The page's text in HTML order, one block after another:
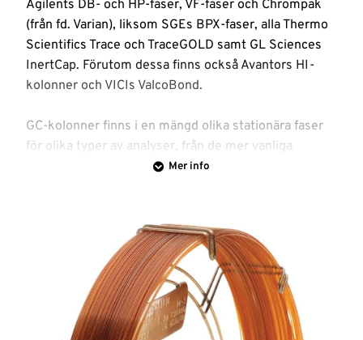
GC-
kolonner
GC-
tillbehör
Ljudreducerande
skåp
Luftprovtagning
Plattor
och
Plattförsegling
Provtagning
från ytor
och hud
Desorption
Ventiler
REA-
Utförsäljning
Instrument
Våra
leverantörer
Nyheter
Agilents DB- och HP-faser, VF-faser och Chrompak
(från fd. Varian), liksom SGEs BPX-faser, alla Thermo
Scientifics Trace och TraceGOLD samt GL Sciences
InertCap. Förutom dessa finns också Avantors HI-
kolonner och VICIs ValcoBond.
GC-kolonner finns i en mängd olika stationära faser
för olika typer av analyser, från de mer vanliga
opolära kolonnerna, via olika grad av polaritet till
kolonner som för t.ex. fettsyror, pesticider, PAH,
SimDist, mm. I sortimentet finns också klassiska
packade GC-kolonner och PLOT- (Porous Layer Open
Tubular) kolonner.
Om din kolonn inte finns tillgänglig i
Mer info